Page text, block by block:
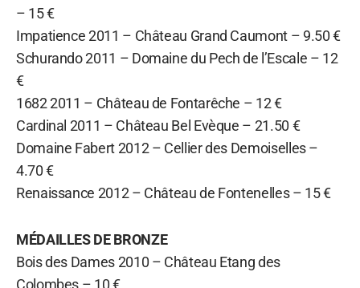
– 15 €
Impatience 2011 – Château Grand Caumont – 9.50 €
Schurando 2011 – Domaine du Pech de l’Escale – 12
€
1682 2011 – Château de Fontarêche – 12 €
Cardinal 2011 – Château Bel Evèque – 21.50 €
Domaine Fabert 2012 – Cellier des Demoiselles –
4.70 €
Renaissance 2012 – Château de Fontenelles – 15 €
MÉDAILLES DE BRONZE
Bois des Dames 2010 – Château Etang des
Colombes – 10 €